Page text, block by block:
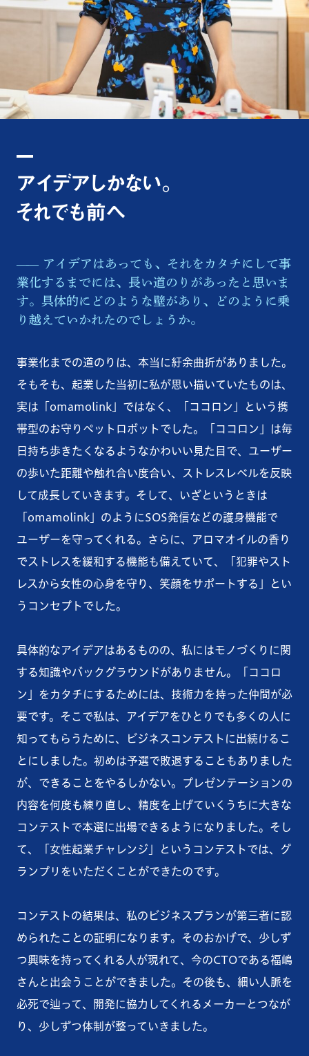
アイデアしかない。
それでも前へ
アイデアはあっても、それをカタチにして事
業化するまでには、長い道のりがあったと思いま
す。具体的にどのような壁があり、どのように乗
り越えていかれたのでしょうか。
事業化までの道のりは、本当に紆余曲折がありました。
そもそも、起業した当初に私が思い描いていたものは、
実は「omamolink」ではなく、「ココロン」という携
帯型のお守りペットロボットでした。「ココロン」は毎
日持ち歩きたくなるようなかわいい見た目で、ユーザー
の歩いた距離や触れ合い度合い、ストレスレベルを反映
して成長していきます。そして、いざというときは
「omamolink」のようにSOS発信などの護身機能で
ユーザーを守ってくれる。さらに、アロマオイルの香り
でストレスを緩和する機能も備えていて、「犯罪やスト
レスから女性の心身を守り、笑顔をサポートする」とい
うコンセプトでした。
具体的なアイデアはあるものの、私にはモノづくりに関
する知識やバックグラウンドがありません。「ココロ
ン」をカタチにするためには、技術力を持った仲間が必
要です。そこで私は、アイデアをひとりでも多くの人に
知ってもらうために、ビジネスコンテストに出続けるこ
とにしました。初めは予選で敗退することもありました
が、できることをやるしかない。プレゼンテーションの
内容を何度も練り直し、精度を上げていくうちに大きな
コンテストで本選に出場できるようになりました。そし
て、「女性起業チャレンジ」というコンテストでは、グ
ランプリをいただくことができたのです。
コンテストの結果は、私のビジネスプランが第三者に認
められたことの証明になります。そのおかげで、少しず
つ興味を持ってくれる人が現れて、今のCTOである福嶋
さんと出会うことができました。その後も、細い人脈を
必死で辿って、開発に協力してくれるメーカーとつなが
り、少しずつ体制が整っていきました。